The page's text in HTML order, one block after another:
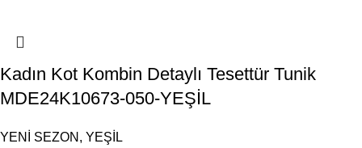
Kadın Kot Kombin Detaylı Tesettür Tunik
MDE24K10673-050-YEŞİL
YENİ SEZON , YEŞİL